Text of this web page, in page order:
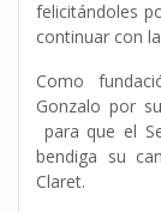
felicitándoles
continuar con
Como
Gonzalo por
para que el
bendiga su
Claret.